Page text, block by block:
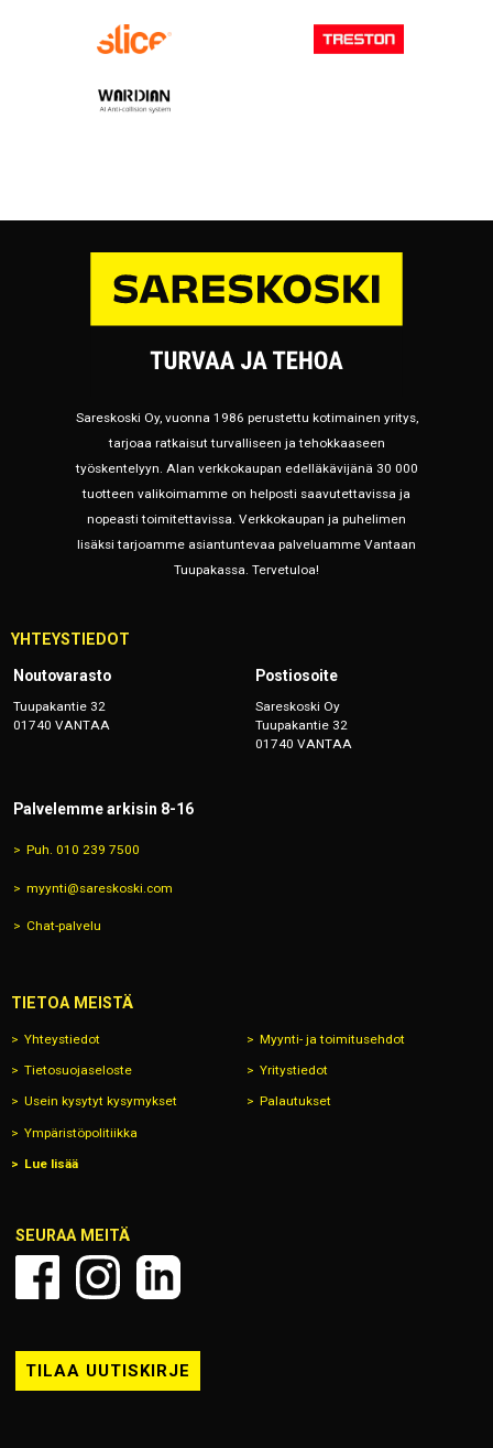
Sareskoski Oy, vuonna 1986 perustettu kotimainen yritys,
tarjoaa ratkaisut turvalliseen ja tehokkaaseen
työskentelyyn. Alan verkkokaupan edelläkävijänä 30 000
tuotteen valikoimamme on helposti saavutettavissa ja
nopeasti toimitettavissa. Verkkokaupan ja puhelimen
lisäksi tarjoamme asiantuntevaa palveluamme Vantaan
Tuupakassa. Tervetuloa!
YHTEYSTIEDOT
Noutovarasto
Tuupakantie 32
01740 VANTAA
Postiosoite
Sareskoski Oy
Tuupakantie 32
01740 VANTAA
Palvelemme arkisin 8-16
Puh. 010 239 7500
myynti@sareskoski.com
Chat-palvelu
TIETOA MEISTÄ
Yhteystiedot Myynti- ja toimitusehdot
Tietosuojaseloste Yritystiedot
Usein kysytyt kysymykset Palautukset
Ympäristöpolitiikka
Lue lisää
SEURAA MEITÄ
TILAA UUTISKIRJE